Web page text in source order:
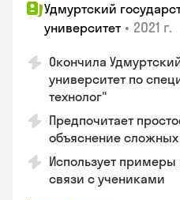
Удмуртский
университет • 2021 г.
Окончила
университет по
технолог"
Предпочитает
объяснение сложных
Использует
связи с учениками